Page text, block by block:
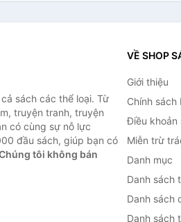
sách các thể loại. Từ
truyện tranh, truyện
có cùng sự nỗ lực
đầu sách, giúp bạn có
tôi không bán
VỀ SHOP
Giới thiệu
Chính sách
Điều khoản
Miễn trừ
Danh mục
Danh sách
Danh sách
Danh sách